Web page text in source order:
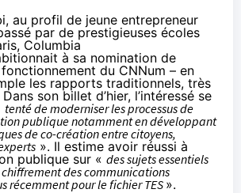
au profil de jeune entrepreneur
par de prestigieuses écoles
Columbia
à sa nomination de
du CNNum – en
les rapports traditionnels, très
son billet d’hier, l’intéressé se
tenté de moderniser les processus de
publique notamment en développant
de co-création entre citoyens,
». Il estime avoir réussi à
publique sur « des sujets essentiels
chiffrementdes communications
récemment pour le fichier TES ».